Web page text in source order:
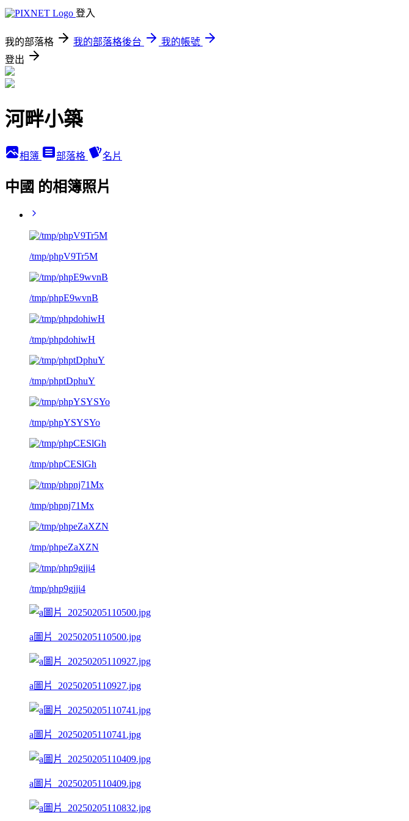
登入
我的部落格 我的部落格後台
我的帳號
登出
河畔小築
相簿 部落格 名片
中國 的相簿照片
/tmp/phpV9Tr5M
/tmp/phpE9wvnB
/tmp/phpdohiwH
/tmp/phptDphuY
/tmp/phpYSYSYo
/tmp/phpCESlGh
/tmp/phpnj71Mx
/tmp/phpeZaXZN
/tmp/php9gjji4
a圖片_20250205110500.jpg
a圖片_20250205110927.jpg
a圖片_20250205110741.jpg
a圖片_20250205110409.jpg